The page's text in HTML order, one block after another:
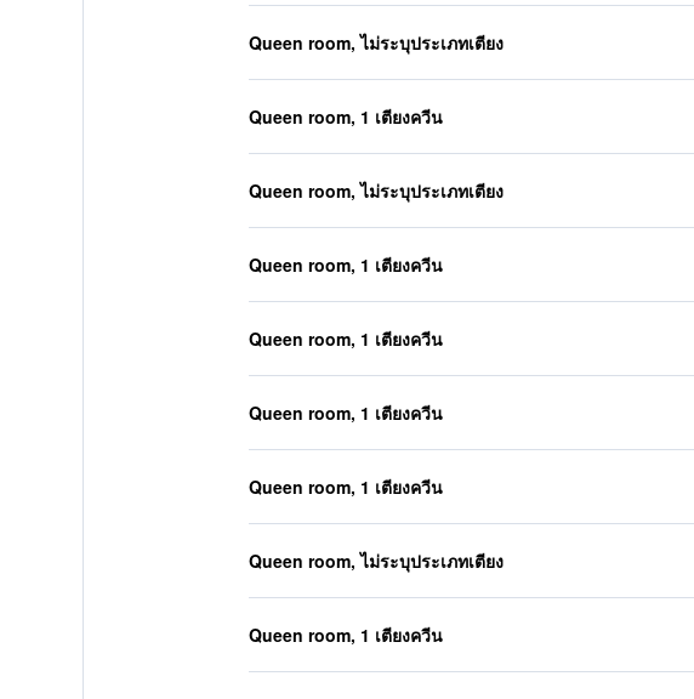
Queen room, ไม่ระบุประเภทเตียง
Queen room, 1 เตียงควีน
Queen room, ไม่ระบุประเภทเตียง
Queen room, 1 เตียงควีน
Queen room, 1 เตียงควีน
Queen room, 1 เตียงควีน
Queen room, 1 เตียงควีน
Queen room, ไม่ระบุประเภทเตียง
Queen room, 1 เตียงควีน